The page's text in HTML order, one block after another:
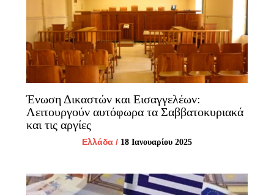
Ένωση Δικαστών και Εισαγγελέων:
Λειτουργούν αυτόφωρα τα Σαββατοκυριακά
και τις αργίες
Ελλάδα / 18 Ιανουαρίου 2025